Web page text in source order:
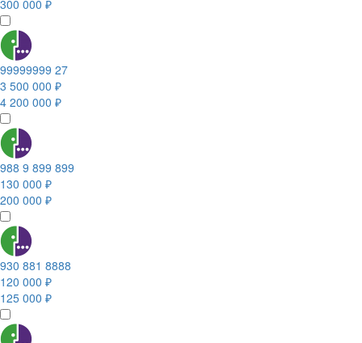
300 000 ₽
99999999 27
3 500 000 ₽
4 200 000 ₽
988 9 899 899
130 000 ₽
200 000 ₽
930 881 8888
120 000 ₽
125 000 ₽